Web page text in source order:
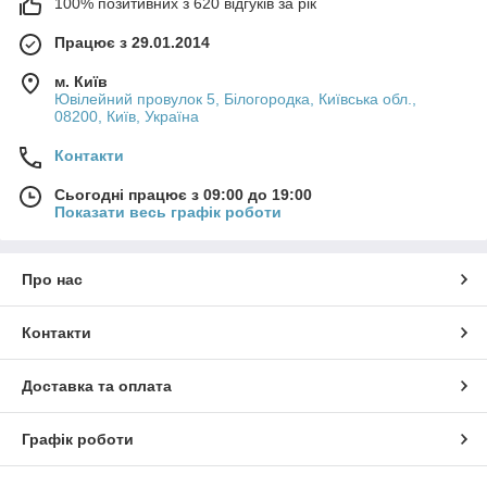
телефону Oukitel Raptor 5G
🧠 Чому варто використовувати чохол, навіть
Надійність корпусу не скасовує фізику. При падінні з висоти
навіть кілька десятків сантиметрів, особливо на кут, сила
контакту з дрібними абразивними частинками – подряпини
практично неминучі.
Наявність чохла:
захищає від подряпин, сколів та тріщин;
мінімізує ризик деформації під час падіння на жорсткі
поверхні;
запобігає забрудненню портів;
Працює з 29.01.2014
м. Київ
Ювілейний провулок 5, Білогородка, Київська обл.,
08200, Київ, Україна
Контакти
Сьогодні працює з 09:00 до 19:00
Показати весь графік роботи
Про нас
Контакти
Доставка та оплата
Графік роботи